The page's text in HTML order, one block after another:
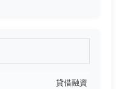
貸借融資